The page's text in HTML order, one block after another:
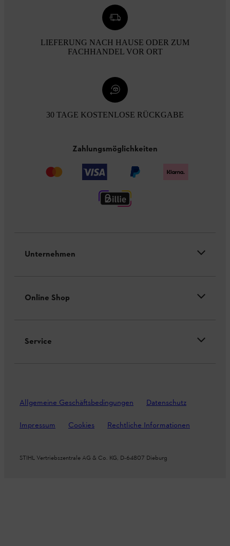
LIEFERUNG NACH HAUSE ODER ZUM
FACHHANDEL VOR ORT
30 TAGE KOSTENLOSE RÜCKGABE
Zahlungsmöglichkeiten
Unternehmen
Online Shop
Service
Allgemeine Geschäftsbedingungen Datenschutz
Impressum Cookies Rechtliche Informationen
STIHL Vertriebszentrale AG & Co. KG, D-64807 Dieburg